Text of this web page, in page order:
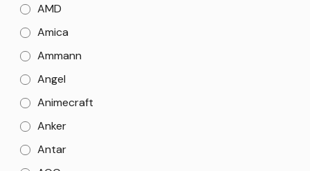
AMD
Amica
Ammann
Angel
Animecraft
Anker
Antar